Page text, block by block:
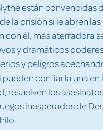
están convencidas
la prisión si le abren
con él, más aterradora
y dramáticos
y peligros
confiar la una
resuelven los
inesperados de